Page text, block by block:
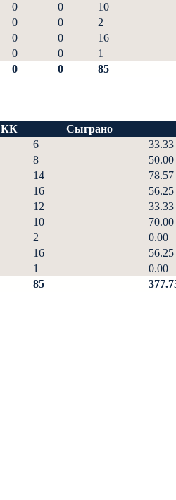
0 0 10
0 0 2
0 0 16
0 0 1
0 0 85
КК Сыграно
6 33.33
8 50.00
14 78.57
16 56.25
12 33.33
10 70.00
2 0.00
16 56.25
1 0.00
85